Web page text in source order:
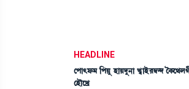
HEADLINE
ëšà;ó¡³ [šÚå ÒàÚƒå>à J«àÒü¹´¬@ƒ
ëÒïìJø